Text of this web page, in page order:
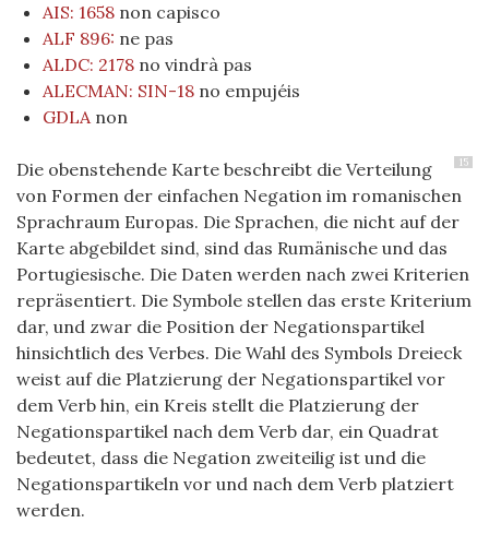
AIS: 1658 non capisco
ALF 896: ne pas
ALDC: 2178 no vindrà pas
ALECMAN: SIN-18 no empujéis
GDLAnon
15
Die obenstehende Karte beschreibt die Verteilung
von Formen der einfachen Negation im romanischen
Sprachraum Europas. Die Sprachen, die nicht auf der
Karte abgebildet sind, sind das Rumänische und das
Portugiesische. Die Daten werden nach zwei Kriterien
repräsentiert. Die Symbole stellen das erste Kriterium
dar, und zwar die Position der Negationspartikel
hinsichtlich des Verbes. Die Wahl des Symbols Dreieck
weist auf die Platzierung der Negationspartikel vor
dem Verb hin, ein Kreis stellt die Platzierung der
Negationspartikel nach dem Verb dar, ein Quadrat
bedeutet, dass die Negation zweiteilig ist und die
Negationspartikeln vor und nach dem Verb platziert
werden.